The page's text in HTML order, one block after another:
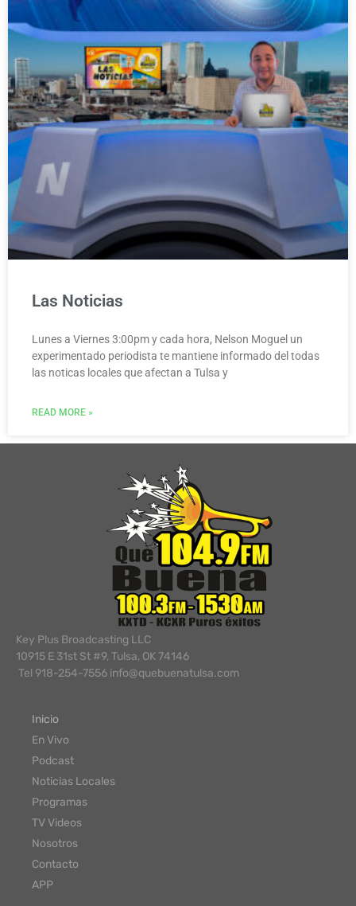
Las Noticias
Lunes a Viernes 3:00pm y cada hora, Nelson Moguel un
experimentado periodista te mantiene informado del todas
las noticas locales que afectan a Tulsa y
READ MORE »
Key Plus Broadcasting LLC
10915 E 31st St #9, Tulsa, OK 74146
Tel 918-254-7556 info@quebuenatulsa.com
Inicio
En Vivo
Podcast
Noticias Locales
Programas
TV Videos
Nosotros
Contacto
APP